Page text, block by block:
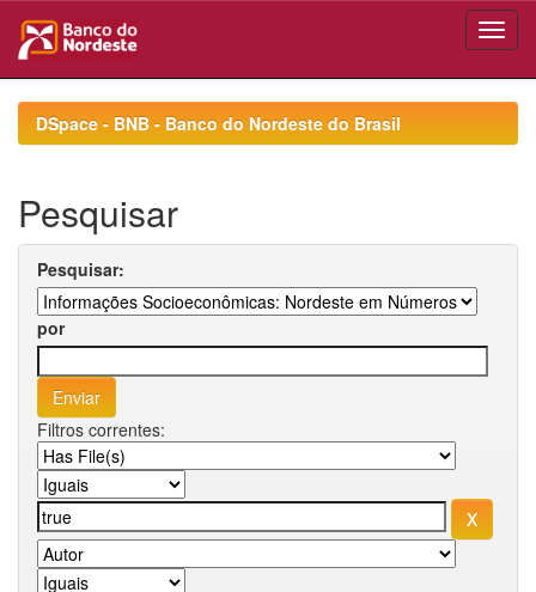
navigationDSpace - BNB - Banco do Nordeste do Brasil
Pesquisar
Pesquisar:
por
Filtros correntes: